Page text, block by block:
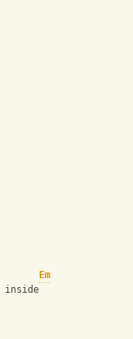
Em
inside